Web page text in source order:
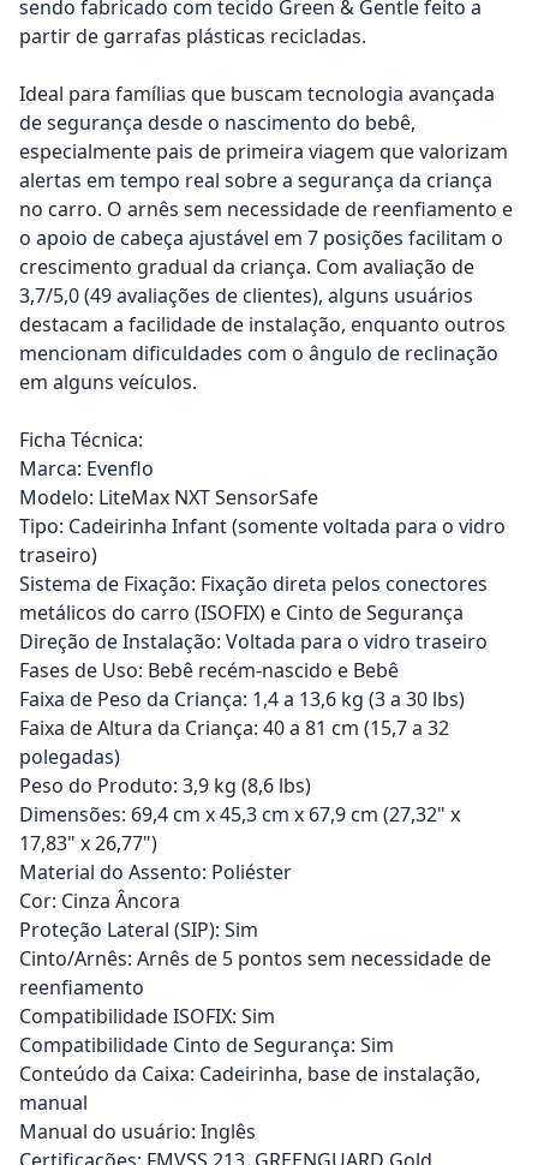
sendo fabricado com tecido Green & Gentle feito a
partir de garrafas plásticas recicladas.
Ideal para famílias que buscam tecnologia avançada
de segurança desde o nascimento do bebê,
especialmente pais de primeira viagem que valorizam
alertas em tempo real sobre a segurança da criança
no carro. O arnês sem necessidade de reenfiamento e
o apoio de cabeça ajustável em 7 posições facilitam o
crescimento gradual da criança. Com avaliação de
3,7/5,0 (49 avaliações de clientes), alguns usuários
destacam a facilidade de instalação, enquanto outros
mencionam dificuldades com o ângulo de reclinação
em alguns veículos.
Ficha Técnica:
Marca: Evenflo
Modelo: LiteMax NXT SensorSafe
Tipo: Cadeirinha Infant (somente voltada para o vidro
traseiro)
Sistema de Fixação: Fixação direta pelos conectores
metálicos do carro (ISOFIX) e Cinto de Segurança
Direção de Instalação: Voltada para o vidro traseiro
Fases de Uso: Bebê recém-nascido e Bebê
Faixa de Peso da Criança: 1,4 a 13,6 kg (3 a 30 lbs)
Faixa de Altura da Criança: 40 a 81 cm (15,7 a 32
polegadas)
Peso do Produto: 3,9 kg (8,6 lbs)
Dimensões: 69,4 cm x 45,3 cm x 67,9 cm (27,32" x
17,83" x 26,77")
Material do Assento: Poliéster
Cor: Cinza Âncora
Proteção Lateral (SIP): Sim
Cinto/Arnês: Arnês de 5 pontos sem necessidade de
reenfiamento
Compatibilidade ISOFIX: Sim
Compatibilidade Cinto de Segurança: Sim
Conteúdo da Caixa: Cadeirinha, base de instalação,
manual
Manual do usuário: Inglês